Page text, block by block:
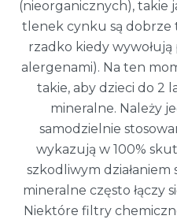
(nieorganicznych),
tlenek cynku są dobrze
rzadko kiedy wywołują
alergenami). Na ten
takie, aby dzieci do 2
mineralne. Należy
samodzielnie
wykazują w 100%
szkodliwym
mineralne często łączy
Niektóre filtry